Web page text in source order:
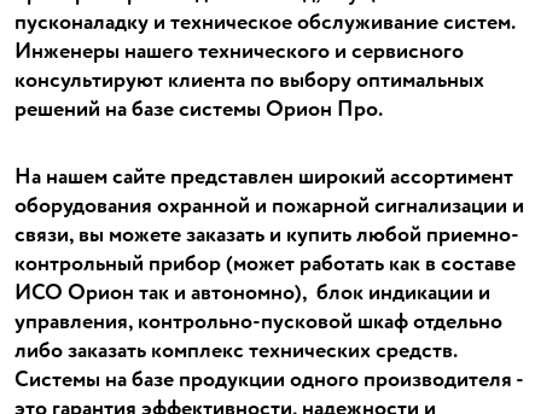
пусконаладку и техническое обслуживание систем.
Инженеры нашего технического и сервисного
консультируют клиента по выбору оптимальных
решений на базе системы Орион Про.
На нашем сайте представлен широкий ассортимент
оборудования охранной и пожарной сигнализации и
связи, вы можете заказать и купить любой приемно-
контрольный прибор (может работать как в составе
ИСО Орион так и автономно), блок индикации и
управления, контрольно-пусковой шкаф отдельно
либо заказать комплекс технических средств.
Системы на базе продукции одного производителя -